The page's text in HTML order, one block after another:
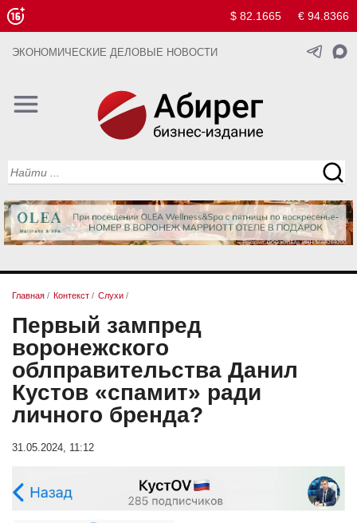
$ 82.1665 € 94.8366
ЭКОНОМИЧЕСКИЕ ДЕЛОВЫЕ НОВОСТИ
Главная / Контекст / Слухи /
Первый зампред
воронежского
облправительства Данил
Кустов «спамит» ради
личного бренда?
31.05.2024, 11:12